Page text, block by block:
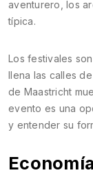
aventurero, los
típica.
Los festivales
llena las calles
de Maastricht
evento es una
y entender su